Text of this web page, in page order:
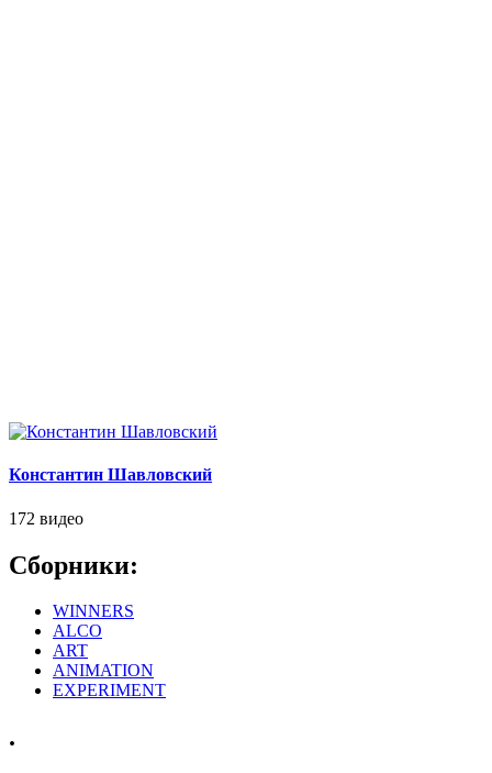
Константин Шавловский
172 видео
Сборники:
WINNERS
ALCO
ART
ANIMATION
EXPERIMENT
.